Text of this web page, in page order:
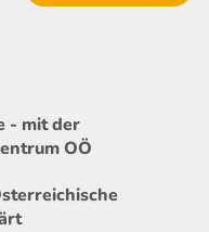
- mit der
OÖ